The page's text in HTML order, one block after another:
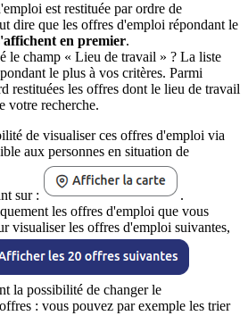
est restituée par ordre de
dire que les offres d'emploi répondant le
en premier.
le champ « Lieu de travail » ? La liste
le plus à vos critères. Parmi
restituées les offres dont le lieu de travail
votre recherche.
de visualiser ces offres d'emploi via
aux personnes en situation de
sur :
.
les offres d'emploi que vous
visualiser les offres d'emploi suivantes,
la possibilité de changer le
: vous pouvez par exemple les trier